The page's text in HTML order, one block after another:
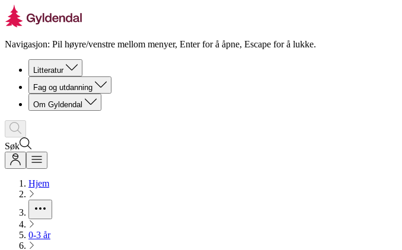
Navigasjon: Pil høyre/venstre mellom menyer, Enter for å åpne, Escape for å lukke.
Litteratur
Fag og utdanning
Om Gyldendal
Søk
Hjem
0-3 år